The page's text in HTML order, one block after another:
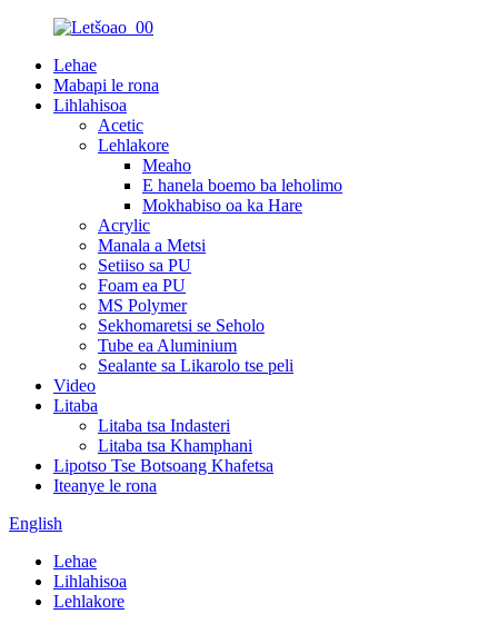
Lehae
Mabapi le rona
Lihlahisoa
Acetic
Lehlakore
Meaho
E hanela boemo ba leholimo
Mokhabiso oa ka Hare
Acrylic
Manala a Metsi
Setiiso sa PU
Foam ea PU
MS Polymer
Sekhomaretsi se Seholo
Tube ea Aluminium
Sealante sa Likarolo tse peli
Video
Litaba
Litaba tsa Indasteri
Litaba tsa Khamphani
Lipotso Tse Botsoang Khafetsa
Iteanye le rona
English
Lehae
Lihlahisoa
Lehlakore